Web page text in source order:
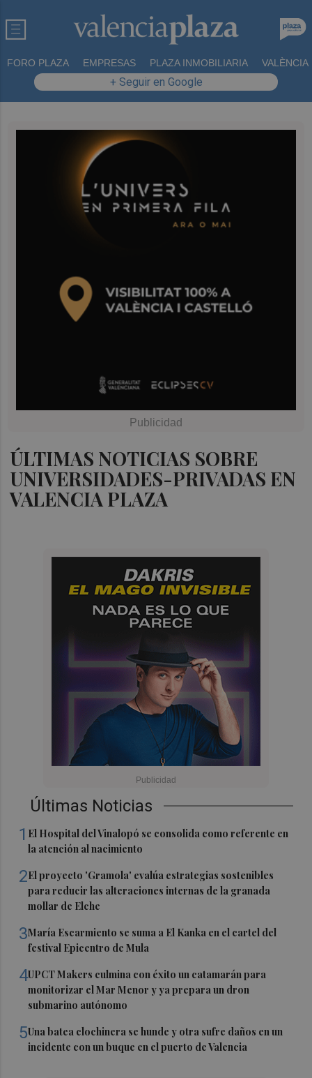
FORO PLAZA EMPRESAS PLAZA INMOBILIARIA VALÈNCIA
+ Seguir en Google
ÚLTIMAS NOTICIAS SOBRE
UNIVERSIDADES-PRIVADAS EN
VALENCIA PLAZA
Últimas Noticias
1 El Hospital del Vinalopó se consolida como referente en
la atención al nacimiento
2El proyecto 'Gramola' evalúa estrategias sostenibles
para reducir las alteraciones internas de la granada
mollar de Elche
3María Escarmiento se suma a El Kanka en el cartel del
festival Epicentro de Mula
4UPCT Makers culmina con éxito un catamarán para
monitorizar el Mar Menor y ya prepara un dron
submarino autónomo
5Una batea clochinera se hunde y otra sufre daños en un
incidente con un buque en el puerto de Valencia